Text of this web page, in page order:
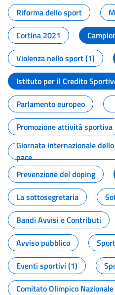
Riforma dello sport
Cortina 2021
Violenza nello sport (1)
Istituto per il Credito
Parlamento europeo
Promozione attività sportiva
Giornata internazionale
pace
Prevenzione del doping
La sottosegretaria
Bandi Avvisi e Contributi
Avviso pubblico
Eventi sportivi (1)
Comitato Olimpico